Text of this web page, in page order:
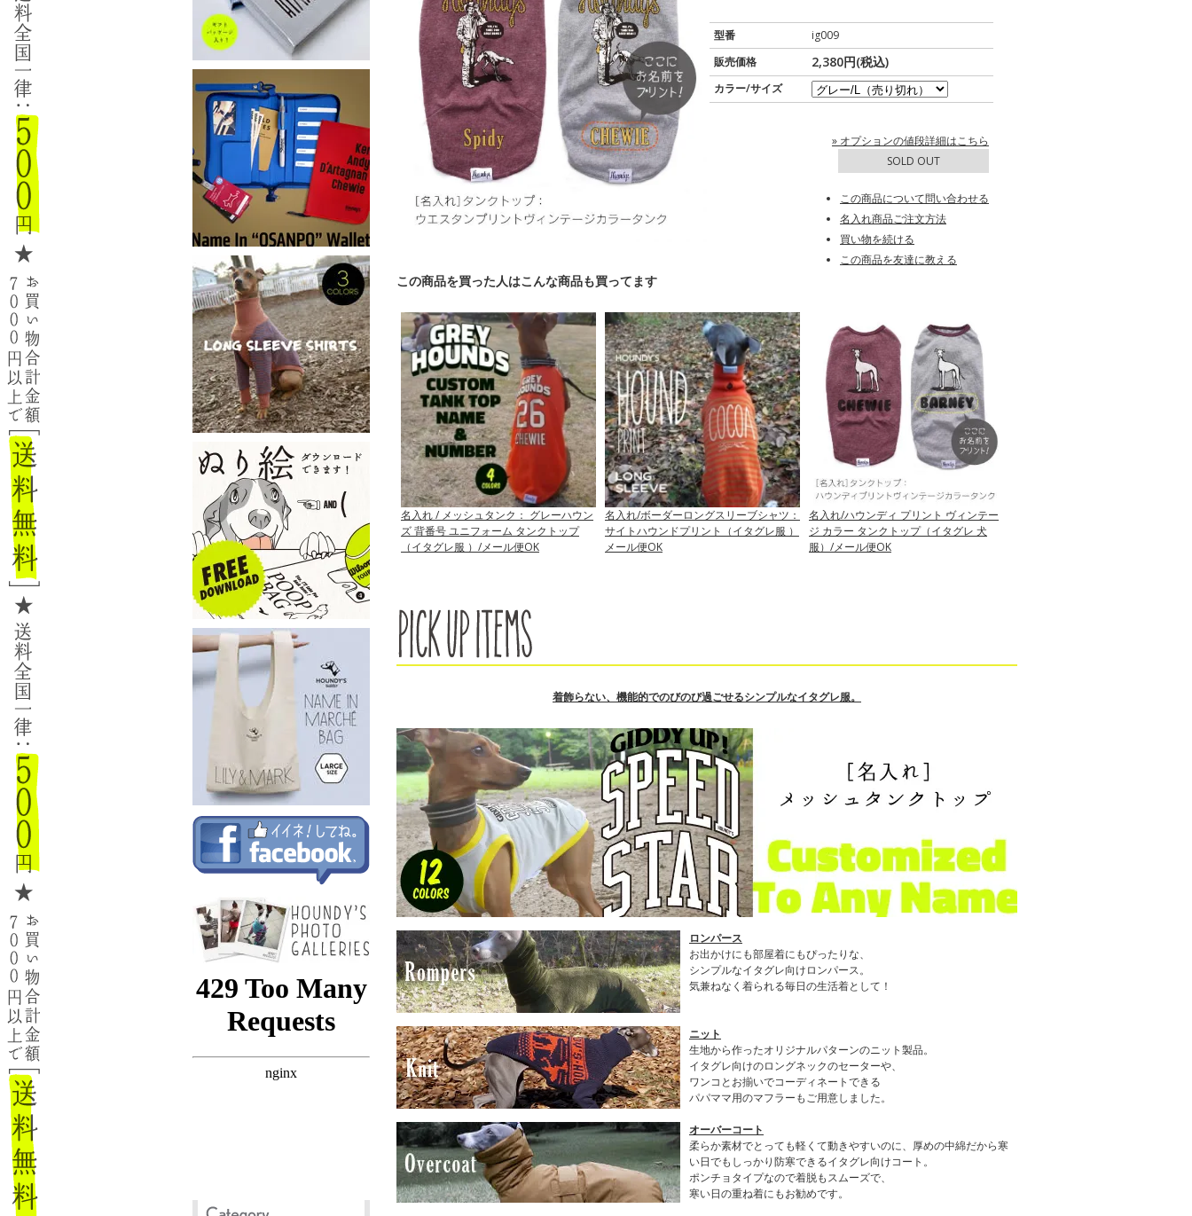
型番
ig009
販売価格
2,380円(税込)
カラー/サイズ
» オプションの値段詳細はこちら
SOLD OUT
この商品について問い合わせる
名入れ商品ご注文方法
買い物を続ける
この商品を友達に教える
この商品を買った人はこんな商品も買ってます
名入れ / メッシュタンク： グレーハウン
ズ 背番号 ユニフォーム タンクトップ
（イタグレ服 ）/メール便OK
名入れ/ボーダーロングスリーブシャツ：
サイトハウンドプリント（イタグレ服 ）
メール便OK
名入れ/ハウンディ プリント ヴィンテー
ジ カラー タンクトップ（イタグレ 犬
服）/メール便OK
着飾らない、機能的でのびのび過ごせるシンプルなイタグレ服。
ロンパース
お出かけにも部屋着にもぴったりな、
シンプルなイタグレ向けロンパース。
気兼ねなく着られる毎日の生活着として！
ニット
生地から作ったオリジナルパターンのニット製品。
イタグレ向けのロングネックのセーターや、
ワンコとお揃いでコーディネートできる
パパママ用のマフラーもご用意しました。
オーバーコート
柔らか素材でとっても軽くて動きやすいのに、厚めの中綿だから寒
い日でもしっかり防寒できるイタグレ向けコート。
ポンチョタイプなので着脱もスムーズで、
寒い日の重ね着にもお勧めです。